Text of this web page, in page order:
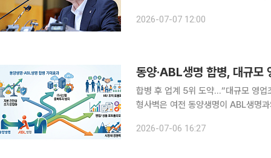
금융감독원은 전날 이찬진 원장 주재
2026-07-07 12:00
동양·ABL생명 합병, 대규모
합병 후 업계 5위 도약…“대규모 영업
형사벽은 여전 동양생명이 ABL생명과의 합병을 검토하며 업계 5위권 대형사로의 지각변동을 예고
에 나설 방침이다. 다만 기존 최상위
2026-07-06 16:27